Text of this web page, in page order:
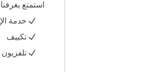
استمتع
خدمة
تكييف
تلفزيون